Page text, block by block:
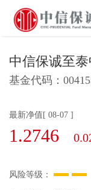
中信保诚至
基金代码：
最新净值[ 08-07 ]
1.2746
风险等级：